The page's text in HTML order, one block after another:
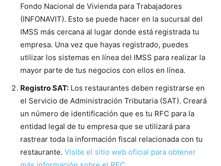
Fondo Nacional de Vivienda para Trabajadores
(INFONAVIT). Esto se puede hacer en la sucursal del
IMSS más cercana al lugar donde está registrada tu
empresa. Una vez que hayas registrado, puedes
utilizar los sistemas en línea del IMSS para realizar la
mayor parte de tus negocios con ellos en línea.
Registro SAT: Los restaurantes deben registrarse en
el Servicio de Administración Tributaria (SAT). Creará
un número de identificación que es tu RFC para la
entidad legal de tu empresa que se utilizará para
rastrear toda la información fiscal relacionada con tu
restaurante. Visite el sitio web oficial para obtener